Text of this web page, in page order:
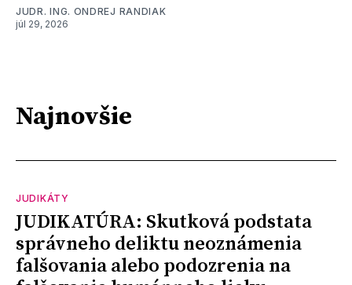
JUDR. ING. ONDREJ RANDIAK
júl 29, 2026
Najnovšie
JUDIKÁTY
JUDIKATÚRA: Skutková podstata
správneho deliktu neoznámenia
falšovania alebo podozrenia na